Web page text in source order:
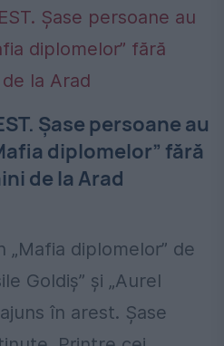
Șase persoane au
diplomelor” fără
de la Arad
diplomelor” de
Goldiș” și „Aurel
în arest. Șase